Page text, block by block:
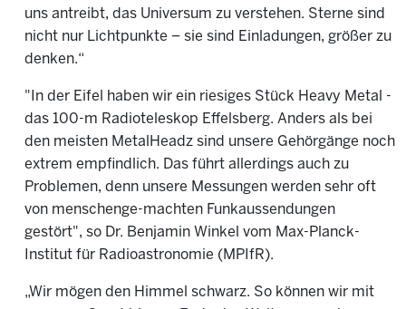
uns antreibt, das Universum zu verstehen. Sterne sind
nicht nur Lichtpunkte – sie sind Einladungen, größer zu
denken.“
"In der Eifel haben wir ein riesiges Stück Heavy Metal -
das 100-m Radioteleskop Effelsberg. Anders als bei
den meisten MetalHeadz sind unsere Gehörgänge noch
extrem empfindlich. Das führt allerdings auch zu
Problemen, denn unsere Messungen werden sehr oft
von menschenge-machten Funkaussendungen
gestört", so Dr. Benjamin Winkel vom Max-Planck-
Institut für Radioastronomie (MPIfR).
„Wir mögen den Himmel schwarz. So können wir mit